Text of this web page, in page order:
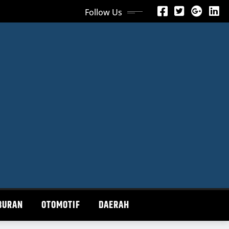
Follow Us
OTOMOTIF DAERAH